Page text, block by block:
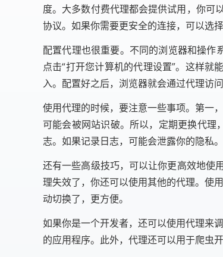
度。大多数付费代理都会提供试用，你可
协议。如果你需要更安全的连接，可以选择
配置代理也很重要。不同的浏览器和操作
点击“打开您计算机的代理设置”。这样
入。配置好之后，浏览器就会通过代理访问
使用代理的时候，要注意一些事项。第一
可能会被网站识破。所以，定期更换代理
志。如果记录日志，可能会泄露你的隐私。
还有一些高级技巧，可以让你更高效地使
理失效了，你还可以使用其他的代理。使
动切换了，更方便。
如果你是一个开发者，还可以使用代理来
的应用程序。此外，代理还可以用于爬虫